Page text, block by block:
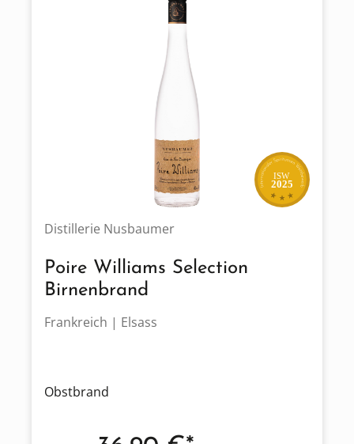
2025
ISW
Distillerie Nusbaumer
Poire Williams Selection
Birnenbrand
Frankreich | Elsass
Obstbrand